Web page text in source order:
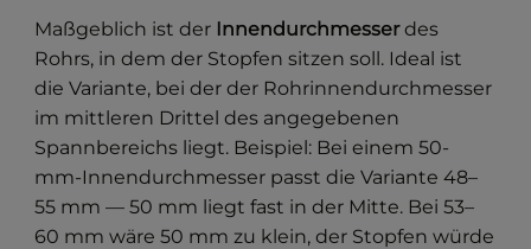
Maßgeblich ist der Innendurchmesserdes
Rohrs, in dem der Stopfen sitzen soll. Ideal ist
die Variante, bei der der Rohrinnendurchmesser
im mittleren Drittel des angegebenen
Spannbereichs liegt. Beispiel: Bei einem 50-
mm-Innendurchmesser passt die Variante 48–
55 mm — 50 mm liegt fast in der Mitte. Bei 53–
60 mm wäre 50 mm zu klein, der Stopfen würde